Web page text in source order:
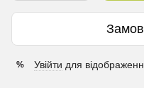
% Увійти для